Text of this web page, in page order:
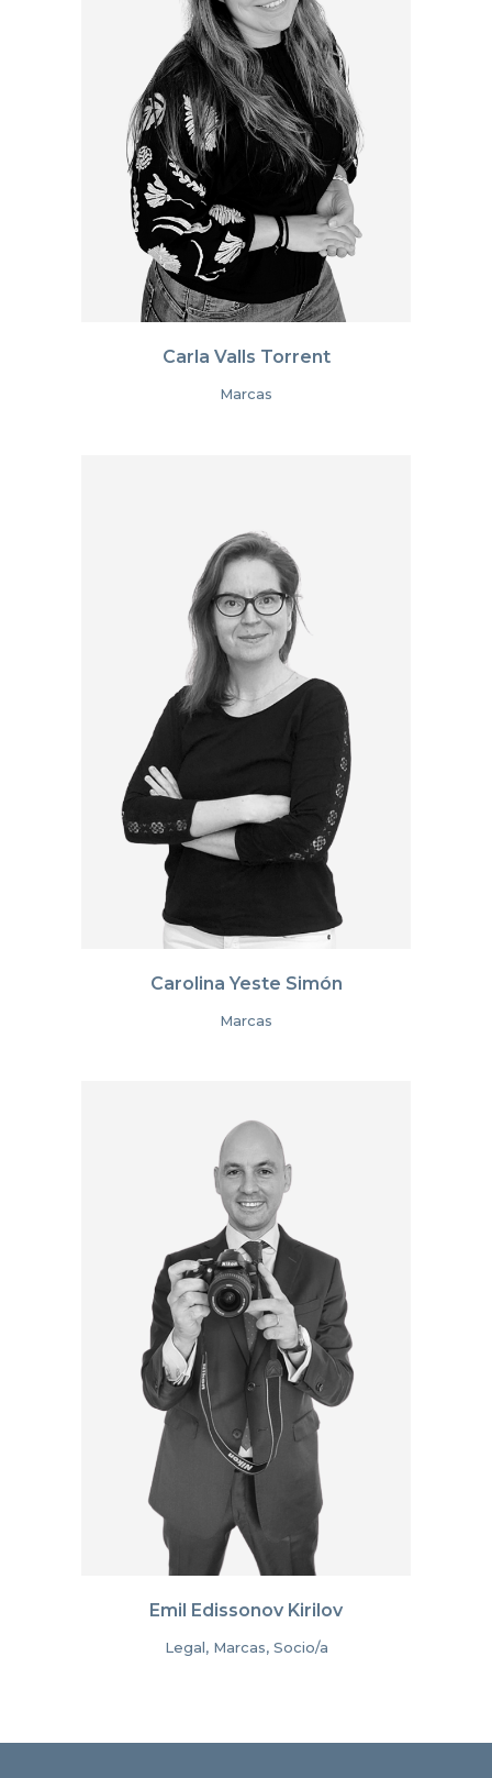
Carla Valls Torrent
Marcas
Carolina Yeste Simón
Marcas
Emil Edissonov Kirilov
Legal, Marcas, Socio/a